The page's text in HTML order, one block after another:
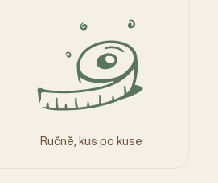
Ručně, kus po kuse